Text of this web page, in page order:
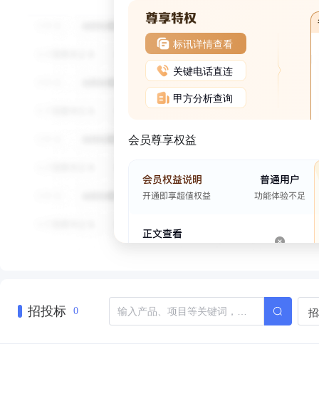
标讯详情查看
关键电话直连
甲方分析查询
会员尊享权益
招投标 0